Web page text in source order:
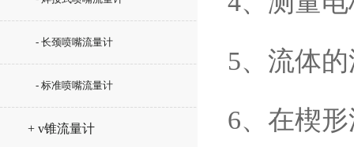
- 长颈喷嘴流量计
- 标准喷嘴流量计
+ v锥流量计
5、流体
6、在楔